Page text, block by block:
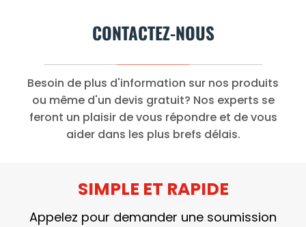
CONTACTEZ-NOUS
Besoin de plus d'information sur nos produits
ou même d'un devis gratuit? Nos experts se
feront un plaisir de vous répondre et de vous
aider dans les plus brefs délais.
SIMPLE ET RAPIDE
Appelez pour demander une soumission